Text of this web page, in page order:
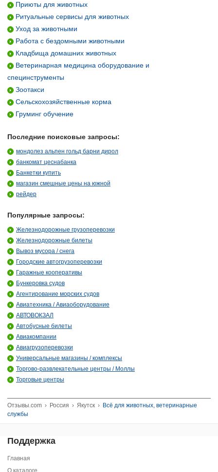
Приюты для животных
Ритуальные сервисы для животных
Уход за животными
Работа с бездомными животными
Кладбища домашних животных
Ветеринарная медицина оборудование и
специнструменты
Зоотакси
Сельскохозяйственные корма
Груминг обучение
Последние поисковые запросы:
мондолез альпен гольд барни дирол
банкомат цеснабанка
Банкетки купить
магазин смешные цены на южной
рейдер
Популярные запросы:
Железнодорожные грузоперевозки
Железнодорожные билеты
Вывоз мусора / снега
Городские автогрузоперевозки
Гаражные кооперативы
Бункеровка судов
Агентирование морских судов
Авиатехника / Авиаоборудование
АВТОВОКЗАЛ
Автобусные билеты
Авиакомпании
Авиагрузоперевозки
Универсальные магазины / комплексы
Торгово-развлекательные центры / Моллы
Торговые центры
Отзывы.com › Россия › Якутск › Всё для животных, ветеринарные
службы
Поддержка
Главная
О каталоге